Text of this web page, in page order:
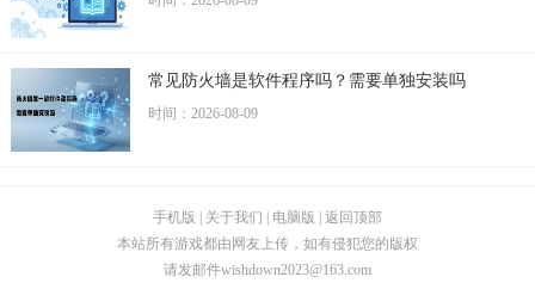
常见防火墙是软件程序吗？需要单独安装吗
时间：2026-08-09
手机版 关于我们 电脑版
返回顶部
本站所有游戏都由网友上传，如有侵犯您的版权
请发邮件wishdown2023@163.com